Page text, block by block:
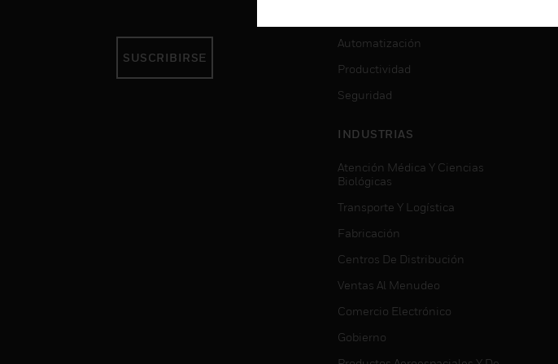
SUSCRIBIRSE
Automatización
Productividad
Seguridad
INDUSTRIAS
Atención Médica Y Ciencias
Biológicas
Transporte Y Logística
Fabricación
Centros De Distribución
Ventas Al Menudeo
Comercio Electrónico
Gobierno